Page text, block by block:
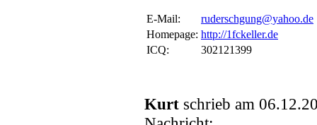
E-Mail:
ruderschgung@yahoo.de
Homepage: http://1fckeller.de
ICQ:
302121399
Kurt schrieb am